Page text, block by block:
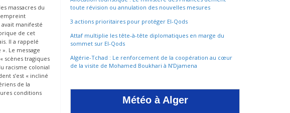
massacres du
empreint
manifesté
de cet
Il a rappelé
Le message
scènes tragiques
racisme colonial
s’est « incliné
de la
conditions
toute révision ou annulation des nouvelles mesures
3 actions prioritaires pour protéger El-Qods
Attaf multiplie les tête-à-tête diplomatiques en marge du
sommet sur El-Qods
Algérie-Tchad : Le renforcement de la coopération au cœur
de la visite de Mohamed Boukhari à N’Djamena
Météo à Alger